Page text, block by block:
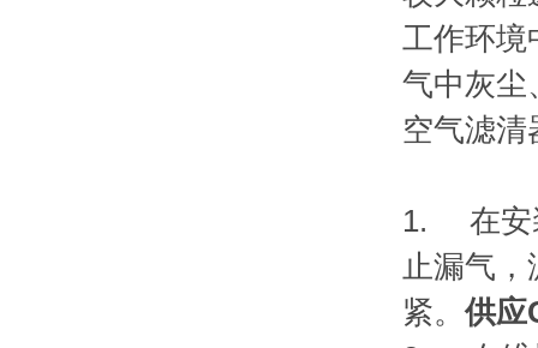
工作环境
气中灰尘
空气滤清
1. 在安
止漏气
紧。供应